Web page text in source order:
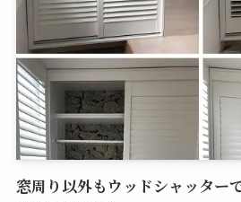
窓周り以外もウッドシャッター